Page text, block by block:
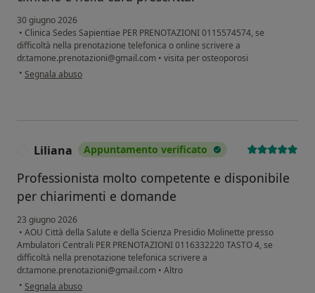
30 giugno 2026
• Clinica Sedes Sapientiae PER PRENOTAZIONI 0115574574, se
difficoltà nella prenotazione telefonica o online scrivere a
dr.tamone.prenotazioni@gmail.com • visita per osteoporosi
• secondo l'opinione dell'utente O. F.
Segnala abuso
Liliana Appuntamento verificato
Professionista molto competente e disponibile
per chiarimenti e domande
23 giugno 2026
• AOU Città della Salute e della Scienza Presidio Molinette presso
Ambulatori Centrali PER PRENOTAZIONI 0116332220 TASTO 4, se
difficoltà nella prenotazione telefonica scrivere a
dr.tamone.prenotazioni@gmail.com • Altro
• secondo l'opinione dell'utente Liliana
Segnala abuso